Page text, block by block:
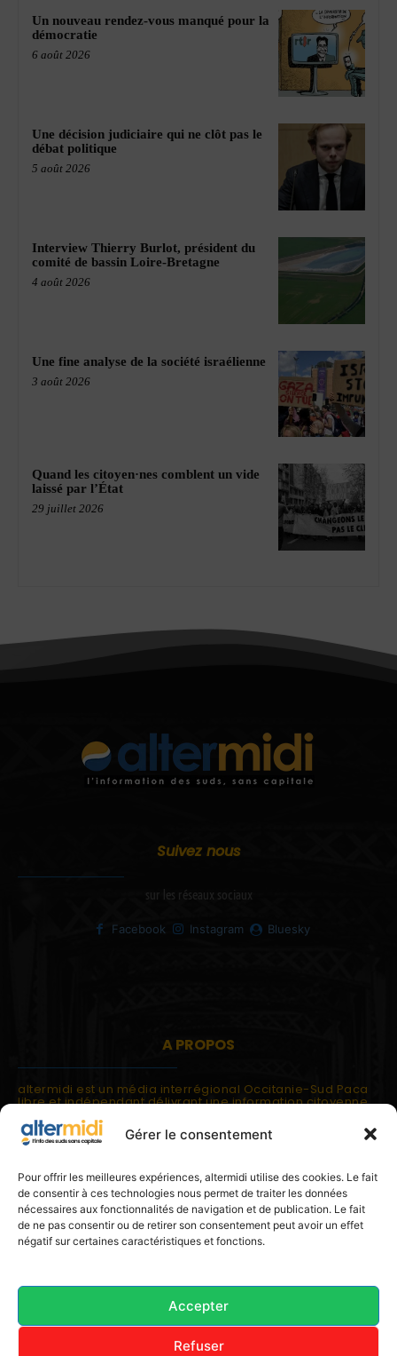
Gérer le consentement
Pour offrir les meilleures expériences, altermidi utilise des cookies. Le fait
de consentir à ces technologies nous permet de traiter les données
nécessaires aux fonctionnalités de navigation et de publication. Le fait
de ne pas consentir ou de retirer son consentement peut avoir un effet
négatif sur certaines caractéristiques et fonctions.
Accepter
Refuser
Un nouveau rendez-vous manqué pour la
démocratie
6 août 2026
Une décision judiciaire qui ne clôt pas le
débat politique
5 août 2026
Interview Thierry Burlot, président du
comité de bassin Loire-Bretagne
4 août 2026
Une fine analyse de la société israélienne
3 août 2026
Quand les citoyen·nes comblent un vide
laissé par l’État
29 juillet 2026
Suivez nous
sur les réseaux sociaux
Facebook Instagram Bluesky
A PROPOS
altermidi est un média interrégional Occitanie-Sud Paca
libre et indépendant délivrant une information citoyenne
altermidi est ouvert sur les suds, la méditerranée,
l'europe.
altermidi aborde des thématiques globales évaluées à
partir des constats de terrain ou d'analyses à l'échelon
local.
altermidi c'est l'information capitale, sans capitale.